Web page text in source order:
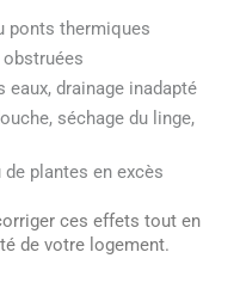
ponts thermiques
eaux, drainage inadapté
séchage du linge,
de plantes en excès
ces effets tout en
de votre logement.